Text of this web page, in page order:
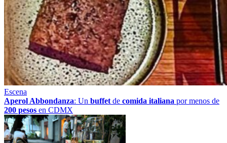
Escena
Aperol Abbondanza: Un buffet de comida italiana por menos de
200 pesos en CDMX